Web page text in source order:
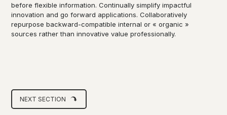
before flexible information. Continually simplify impactful
innovation and go forward applications. Collaboratively
repurpose backward-compatible internal or « organic »
sources rather than innovative value professionally.
NEXT SECTION